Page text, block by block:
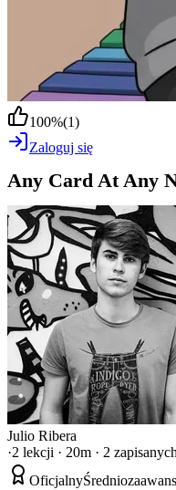
100%(1)
Zaloguj się
Any Card At Any
Julio Ribera
·2 lekcji · 20m · 2
Oficjalny